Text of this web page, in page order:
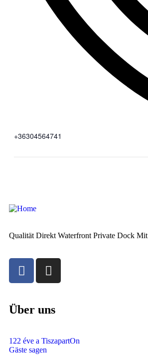
+36304564741
Qualität Direkt Waterfront Private Dock Mit
Über uns
122 éve a TiszapartOn
Gäste sagen